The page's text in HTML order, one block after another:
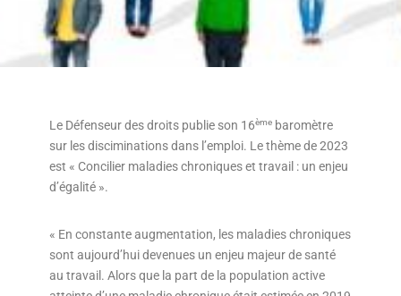
Le Défenseur des droits publie son 16èmebaromètre
sur les disciminations dans l’emploi. Le thème de 2023
est « Concilier maladies chroniques et travail : un enjeu
d’égalité ».
« En constante augmentation, les maladies chroniques
sont aujourd’hui devenues un enjeu majeur de santé
au travail. Alors que la part de la population active